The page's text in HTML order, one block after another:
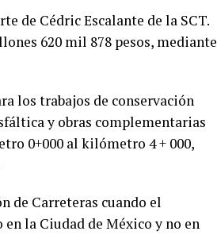
de Cédric Escalante de la SCT.
620 mil 878 pesos, mediante
los trabajos de conservación
y obras complementarias
0+000 al kilómetro 4 + 000,
de Carreteras cuando el
la Ciudad de México y no en